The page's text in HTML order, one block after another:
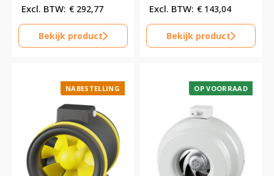
€ 292,77
Bekijk product
€ 143,04
Bekijk product
NABESTELLING OP VOORRAAD